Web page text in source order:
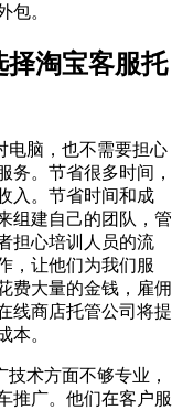
包。
择淘宝客服托
脑，也不需要担心
务。节省很多时间，
入。节省时间和成
组建自己的团队，管
担心培训人员的流
，让他们为我们服
费大量的金钱，雇佣
线商店托管公司将提
本。
术方面不够专业，
推广。他们在客户服